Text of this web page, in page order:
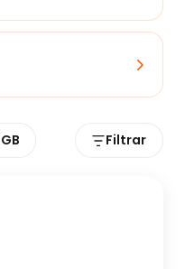
Filtrar